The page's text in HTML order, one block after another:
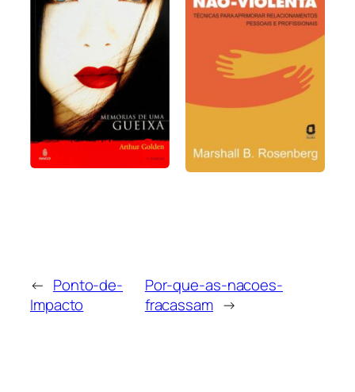
← Ponto-de-
Impacto
Por-que-as-nacoes-
fracassam →